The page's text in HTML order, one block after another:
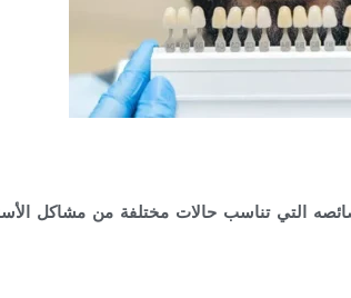
التي تناسب حالات مختلفة من مشاكل